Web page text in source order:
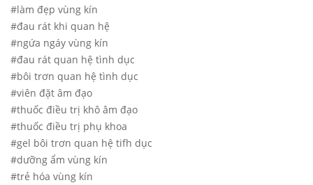
#làm đẹp vùng kín
#đau rát khi quan hệ
#ngứa ngáy vùng kín
#đau rát quan hệ tình dục
#bôi trơn quan hệ tình dục
#viên đặt âm đạo
#thuốc điều trị khô âm đạo
#thuốc điều trị phụ khoa
#gel bôi trơn quan hệ tifh dục
#dưỡng ẩm vùng kín
#trẻ hóa vùng kín